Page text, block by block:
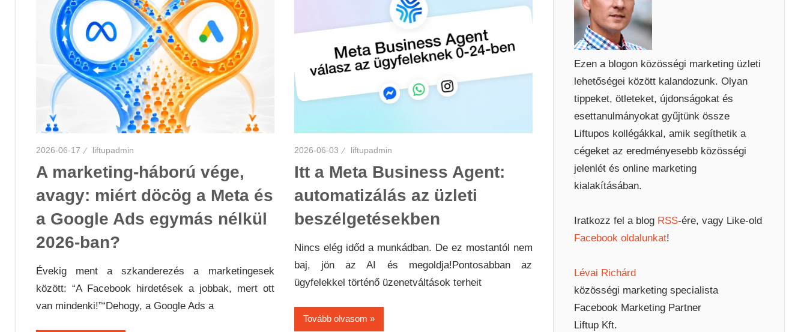
2026-06-17 liftupadmin
A marketing-háború vége,
avagy: miért döcög a Meta és
a Google Ads egymás nélkül
2026-ban?
Évekig ment a szkanderezés a marketingesek
között: “A Facebook hirdetések a jobbak, mert ott
van mindenki!”“Dehogy, a Google Ads a
2026-06-03 liftupadmin
Itt a Meta Business Agent:
automatizálás az üzleti
beszélgetésekben
Nincs elég időd a munkádban. De ez mostantól nem
baj, jön az AI és megoldja!Pontosabban az
ügyfelekkel történő üzenetváltások terheit
Tovább olvasom
Ezen a blogon közösségi marketing üzleti
lehetőségei között kalandozunk. Olyan
tippeket, ötleteket, újdonságokat és
esettanulmányokat gyűjtünk össze
Liftupos kollégákkal, amik segíthetik a
cégeket az eredményesebb közösségi
jelenlét és online marketing
kialakításában.
Iratkozz fel a blog RSS-ére, vagy Like-old
Facebook oldalunkat!
Lévai Richárd
közösségi marketing specialista
Facebook Marketing Partner
Liftup Kft.